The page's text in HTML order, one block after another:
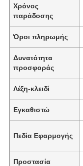
Χρόνος
παράδοσης
Όροι πληρωμής
Δυνατότητα
προσφοράς
Λέξη-κλειδί
Εγκαθιστώ
Πεδία Εφαρμογής
Προστασία